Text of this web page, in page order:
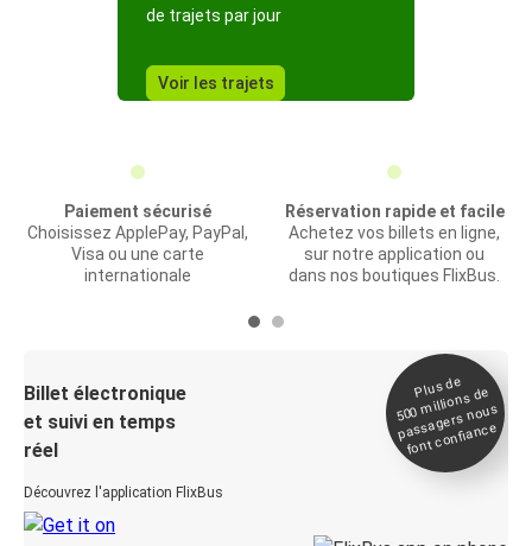
de trajets par jour
Voir les trajets
Paiement sécurisé
Choisissez ApplePay, PayPal,
Visa ou une carte
internationale
Réservation rapide et facile
Achetez vos billets en ligne,
sur notre application ou
dans nos boutiques FlixBus.
Billet électronique
et suivi en temps
réel
Découvrez l'application FlixBus
Plus de
500
millions de
passagers nous
font confiance